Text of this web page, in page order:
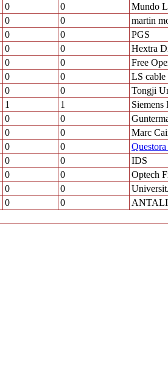
0 0
Mundo
0 0
martin
0 0
PGS
0 0
Hextra
0 0
Free
0 0
LS cable
0 0
Tongji
1 1
0 0
0 0
Marc
0 0
0 0
IDS
0 0
Optech
0 0
0 0